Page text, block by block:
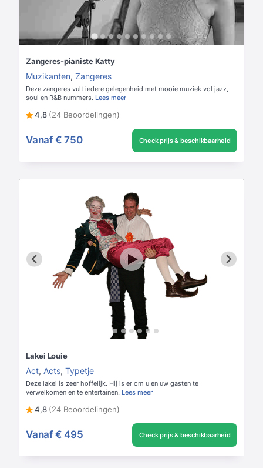
Zangeres-pianiste Katty
Muzikanten, Zangeres
Deze zangeres vult iedere gelegenheid met mooie muziek vol jazz,
soul en R&B nummers. Lees meer
4,8 (24 Beoordelingen)
Vanaf € 750 Check prijs & beschikbaarheid
Lakei Louie
Act, Acts, Typetje
Deze lakei is zeer hoffelijk. Hij is er om u en uw gasten te
verwelkomen en te entertainen. Lees meer
4,8 (24 Beoordelingen)
Vanaf € 495 Check prijs & beschikbaarheid